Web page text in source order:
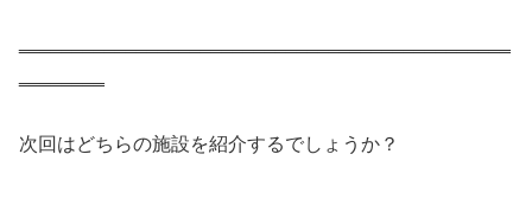
次回はどちらの施設を紹介するでしょうか？